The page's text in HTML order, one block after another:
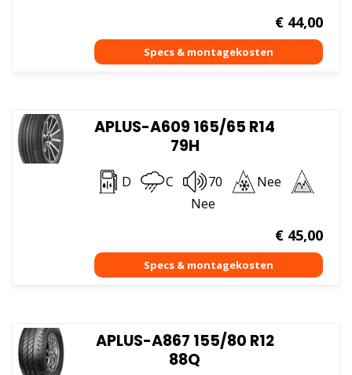
€44,00
APLUS-A609 165/65 R14
79H
D C 70
Nee
Nee
€45,00
APLUS-A867 155/80 R12
88Q